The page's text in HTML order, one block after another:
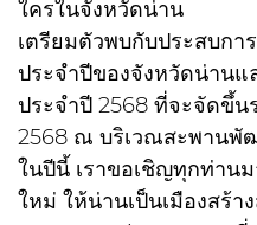
ใครในจังหวัดน่าน
เตรียมตัวพบกับประสบกา
ประจำปีของจังหวัดน่านแ
ประจำปี 2568 ที่จะจัดขึ้น
2568 ณ บริเวณสะพานพั
ในปีนี้ เราขอเชิญทุกท่าน
ใหม่ ให้น่านเป็นเมืองสร้า